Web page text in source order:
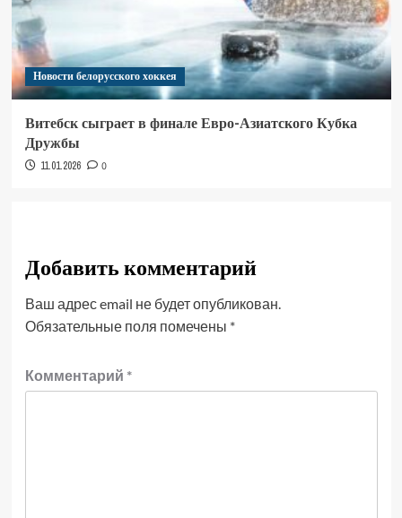
Новости белорусского хоккея
Витебск сыграет в финале Евро-Азиатского Кубка
Дружбы
11.01.2026 0
Добавить комментарий
Ваш адрес email не будет опубликован.
Обязательные поля помечены *
Комментарий *